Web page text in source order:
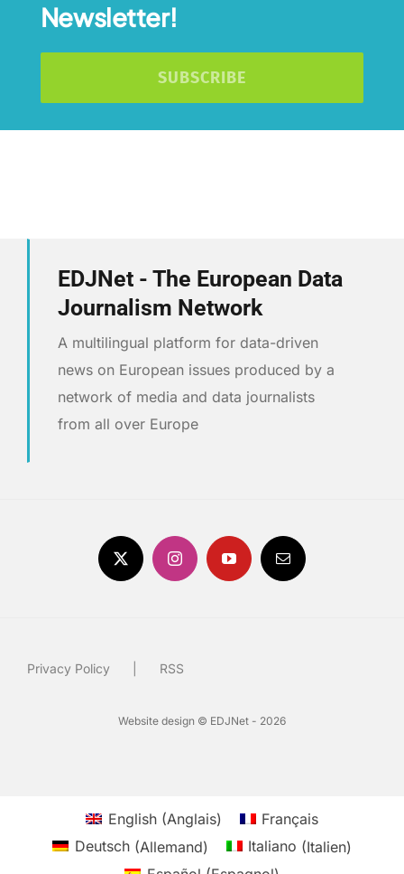
Newsletter!
SUBSCRIBE
EDJNet - The European Data
Journalism Network
A multilingual platform for data-driven
news on European issues produced by a
network of media and data journalists
from all over Europe
Privacy Policy RSS
Website design © EDJNet - 2026
English(Anglais)
Français
Deutsch(Allemand) Italiano (Italien)